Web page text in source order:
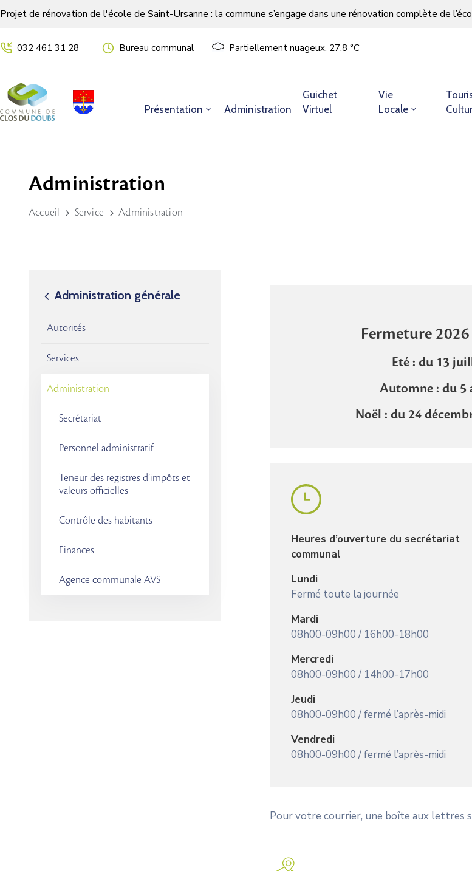
Projet de rénovation de l'école de Saint-Ursanne : la commune s’engage dans une rénovation complète de
032 461 31 28 Bureau communal Partiellement nuageux, 27.8 °С
Présentation Administration
Guichet
Virtuel
Vie
Locale
Administration
Accueil Service Administration
Fermeture
Eté : du 13
Automne : du 5
Noël : du 24
Heures d’ouverture du secrétariat
communal
Lundi
Fermé toute la journée
Mardi
08h00-09h00 / 16h00-18h00
Mercredi
08h00-09h00 / 14h00-17h00
Jeudi
08h00-09h00 / fermé l’après-midi
Vendredi
08h00-09h00 / fermé l’après-midi
Pour votre courrier, une boîte aux lettres
Administration générale
Autorités
Services
Administration
Secrétariat
Personnel administratif
Teneur des registres d’impôts et
valeurs officielles
Contrôle des habitants
Finances
Agence communale AVS